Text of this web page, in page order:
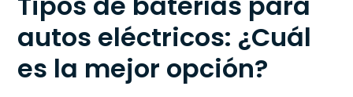
autos eléctricos: ¿Cuál
es la mejor opción?